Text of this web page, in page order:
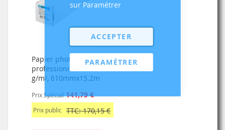
sur Paramétrer
ACCEPTER
PARAMÉTRER
Papier photo satiné
professionnel HP 300
g/m², 610mmx15.2m
Prix Spécial 141,79 €
Prix public TTC: 170,15 €